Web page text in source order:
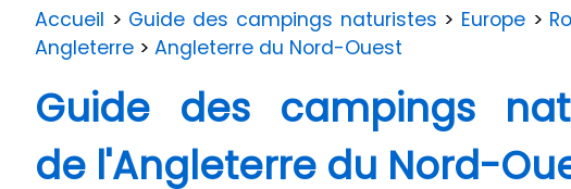
Accueil > Guide des campings naturistes > Europe>
Angleterre > Angleterre du Nord-Ouest
Guide des campings
de l'Angleterre du Nord-